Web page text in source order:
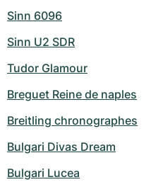
Sinn 6096
Sinn U2 SDR
Tudor Glamour
Breguet Reine de naples
Breitling chronographes
Bulgari Divas Dream
Bulgari Lucea